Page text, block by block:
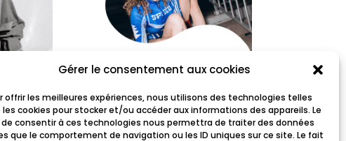
Gérer le consentement aux cookies
offrir les meilleures expériences, nous utilisons des technologies telles
les cookies pour stocker et/ou accéder aux informations des appareils. Le
consentir à ces technologies nous permettra de traiter des données
que le comportement de navigation ou les ID uniques sur ce site. Le fait
copycat